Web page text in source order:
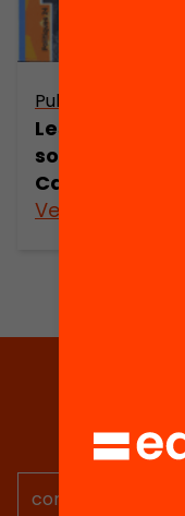
Publicació
Les
socials a
Catalunya
Veure’n més
Rep